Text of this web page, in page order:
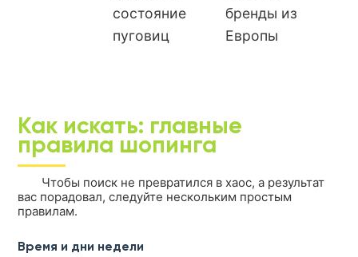
состояние
пуговиц
бренды из
Европы
Как искать: главные
правила шопинга
Чтобы поиск не превратился в хаос, а результат
вас порадовал, следуйте нескольким простым
правилам.
Время и дни недели